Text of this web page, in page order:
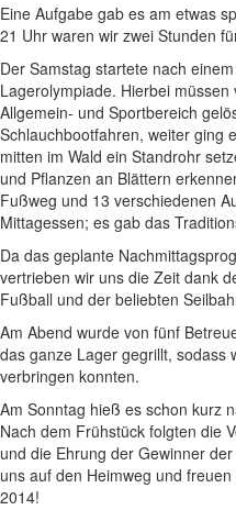
Eine Aufgabe gab es am etwas
21 Uhr waren wir zwei Stunden
Der Samstag startete nach
Lagerolympiade. Hierbei
Allgemein- und Sportbereich
Schlauchbootfahren, weiter ging
mitten im Wald ein Standrohr
und Pflanzen an Blättern
Fußweg und 13 verschiedenen
Mittagessen; es gab das
Da das geplante
vertrieben wir uns die Zeit dank
Fußball und der beliebten
Am Abend wurde von fünf
das ganze Lager gegrillt, sodass
verbringen konnten.
Am Sonntag hieß es schon kurz
Nach dem Frühstück folgten die
und die Ehrung der Gewinner
uns auf den Heimweg und
2014!